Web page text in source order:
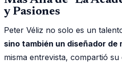
y Pasiones
Peter Véliz no solo es un
sino también un diseñador de
misma entrevista, compartió